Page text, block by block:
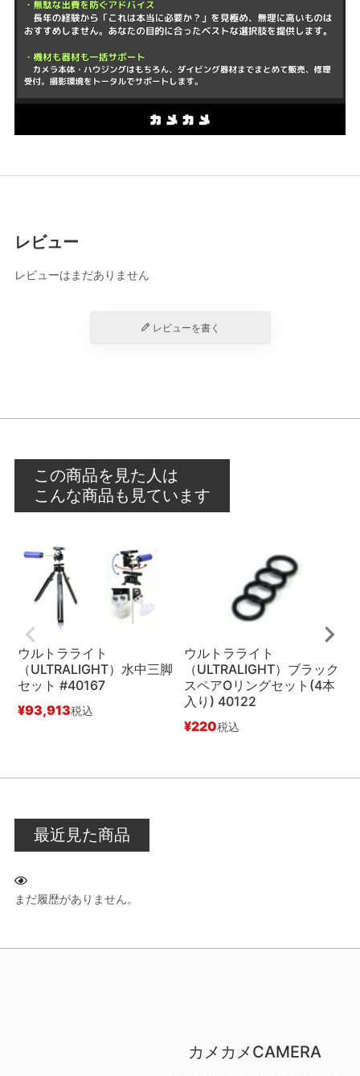
レビュー
レビューはまだありません
レビューを書く
この商品を見た人は
こんな商品も見ています
ウルトラライト
（ULTRALIGHT）水中三脚
セット #40167
¥93,913税込
ウルトラライト
（ULTRALIGHT）ブラック
スペアOリングセット(4本
入り) 40122
¥220税込
最近見た商品
まだ履歴がありません。
カメカメCAMERA